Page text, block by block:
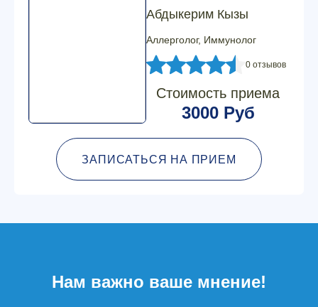
Абдыкерим Кызы
Аллерголог, Иммунолог
0 отзывов
Стоимость приема
3000 Руб
ЗАПИСАТЬСЯ НА ПРИЕМ
Нам важно ваше мнение!